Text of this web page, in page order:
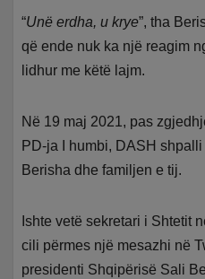
“Unë erdha, u krye”, tha
që ende nuk ka një reagim
lidhur me këtë lajm.
Në 19 maj 2021, pas
PD-ja I humbi, DASH
Berisha dhe familjen e tij.
Ishte vetë sekretari i Shtetit
cili përmes një mesazhi në
presidenti Shqipërisë Sali